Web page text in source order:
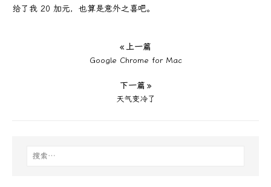
给了我 20 加元，也算是意外之喜吧。
« 上一篇
Google Chrome for Mac
下一篇 »
天气变冷了